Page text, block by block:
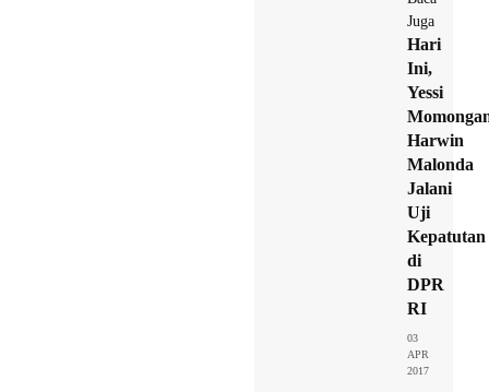
Juga
Hari
Ini,
Yessi
Harwin
Malonda
Jalani
Uji
Kepatutan
di
DPR
RI
03
APR
2017